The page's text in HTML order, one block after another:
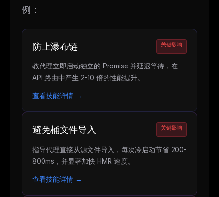
例：
防止瀑布链 关键影响
教代理立即启动独立的 Promise 并延迟等待，在
API 路由中产生 2-10 倍的性能提升。
查看技能详情 →
避免桶文件导入 关键影响
指导代理直接从源文件导入，每次冷启动节省 200-
800ms，并显著加快 HMR 速度。
查看技能详情 →
New agent skill drop
Free · Weekly · 2 min read